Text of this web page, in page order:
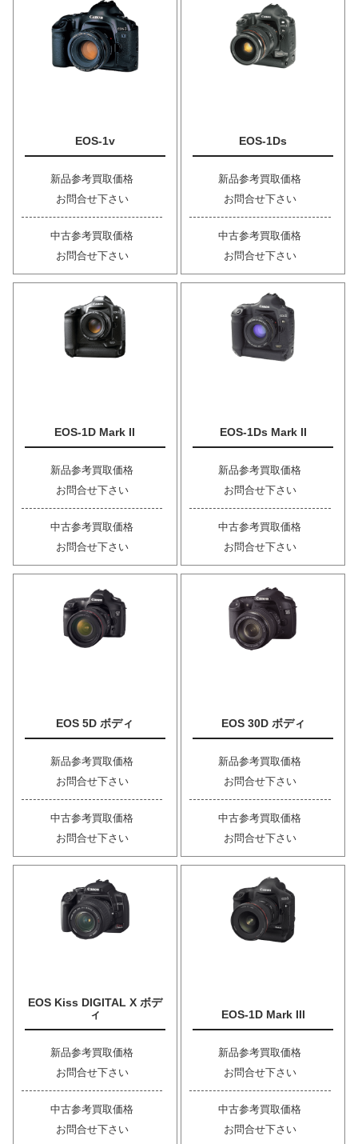
EOS-1v
新品参考買取価格
お問合せ下さい
中古参考買取価格
お問合せ下さい
EOS-1Ds
新品参考買取価格
お問合せ下さい
中古参考買取価格
お問合せ下さい
EOS-1D Mark II
新品参考買取価格
お問合せ下さい
中古参考買取価格
お問合せ下さい
EOS-1Ds Mark II
新品参考買取価格
お問合せ下さい
中古参考買取価格
お問合せ下さい
EOS 5D ボディ
新品参考買取価格
お問合せ下さい
中古参考買取価格
お問合せ下さい
EOS 30D ボディ
新品参考買取価格
お問合せ下さい
中古参考買取価格
お問合せ下さい
EOS Kiss DIGITAL X ボデ
ィ
新品参考買取価格
お問合せ下さい
中古参考買取価格
お問合せ下さい
EOS-1D Mark III
新品参考買取価格
お問合せ下さい
中古参考買取価格
お問合せ下さい